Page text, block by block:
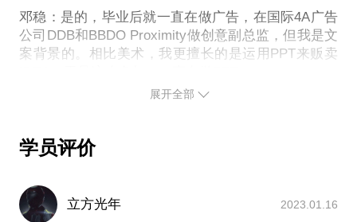
C 三个简单的方法，帮你建立PPT的沟通思维
邓稳：是的，毕业后就一直在做广告，在国际4A广告
公司DDB和BBDO Proximity做创意副总监，但我是文
案背景的。相比美术，我更擅长的是运用PPT来贩卖
邓稳：很多年前参加了一个PPT比赛，意外地得到了
一等奖，自信心来了。恰巧那时果壳网的果壳时间
很好，就一直保持了长期的合作，包括帮果壳网的姬
十三做 PPT。你懂的，之后有了越来越多和知名企
展开全部
学员评价
立方光年 2023.01.16